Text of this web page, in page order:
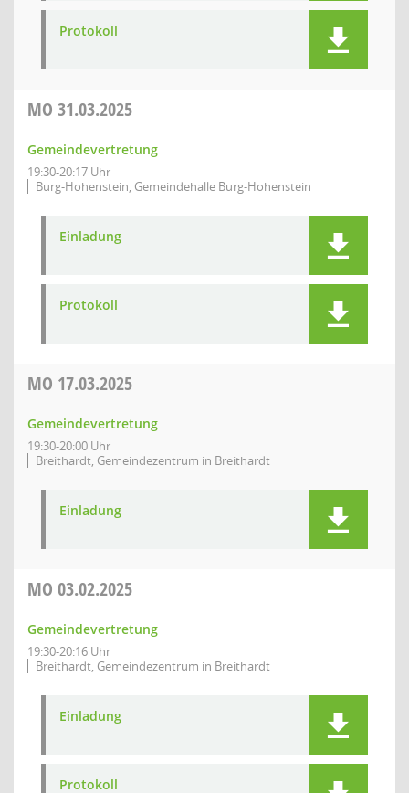
Protokoll
MO 31.03.2025
Gemeindevertretung
19:30-20:17 Uhr
Burg-Hohenstein, Gemeindehalle Burg-Hohenstein
Einladung
Protokoll
MO 17.03.2025
Gemeindevertretung
19:30-20:00 Uhr
Breithardt, Gemeindezentrum in Breithardt
Einladung
MO 03.02.2025
Gemeindevertretung
19:30-20:16 Uhr
Breithardt, Gemeindezentrum in Breithardt
Einladung
Protokoll